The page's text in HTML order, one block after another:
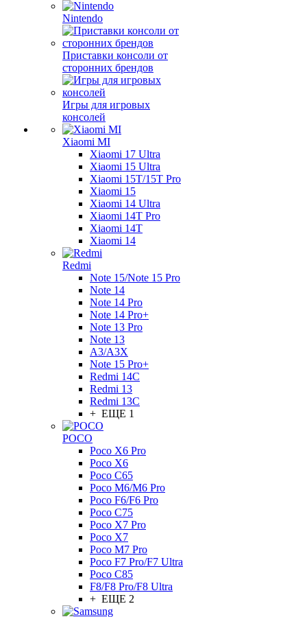
Nintendo
Приставки консоли от
сторонних брендов
Игры для игровых
консолей
Xiaomi MI
Xiaomi 17 Ultra
Xiaomi 15 Ultra
Xiaomi 15T/15T Pro
Xiaomi 15
Xiaomi 14 Ultra
Xiaomi 14T Pro
Xiaomi 14T
Xiaomi 14
Redmi
Note 15/Note 15 Pro
Note 14
Note 14 Pro
Note 14 Pro+
Note 13 Pro
Note 13
A3/A3X
Note 15 Pro+
Redmi 14C
Redmi 13
Redmi 13C
+ ЕЩЕ 1
POCO
Poco X6 Pro
Poco X6
Poco C65
Poco M6/M6 Pro
Poco F6/F6 Pro
Poco C75
Poco X7 Pro
Poco X7
Poco M7 Pro
Poco F7 Pro/F7 Ultra
Poco C85
F8/F8 Pro/F8 Ultra
+ ЕЩЕ 2